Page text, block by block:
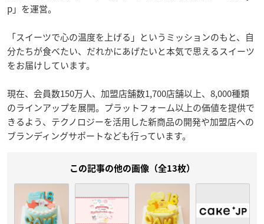
p」を運営。
「スイーツで心の温度を上げる」というミッションのもと、自
分たちが食べたい、だれかにあげたいと本気で思えるスイーツ
をお届けしています。
現在、会員数150万人、加盟店舗数1,700店舗以上、8,000種類
のラインアップを展開。プラットフォーム以上の価値を提供で
きるよう、テクノロジーを活用した新商品の開発や加盟店への
ブランディングサポートなども行っています。
この記事の他の画像（全13枚）